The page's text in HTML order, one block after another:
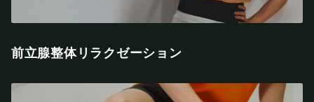
前立腺整体リラクゼーション